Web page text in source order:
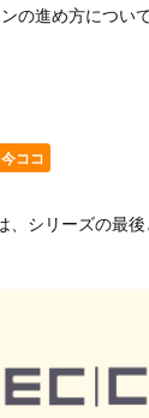
の進め方につい
今ココ
、シリーズの最